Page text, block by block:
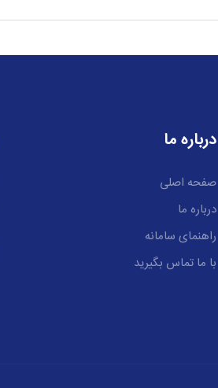
درباره ما
صفحه اصلی
درباره ما
راهنمای سامانه
با ما تماس بگیرید